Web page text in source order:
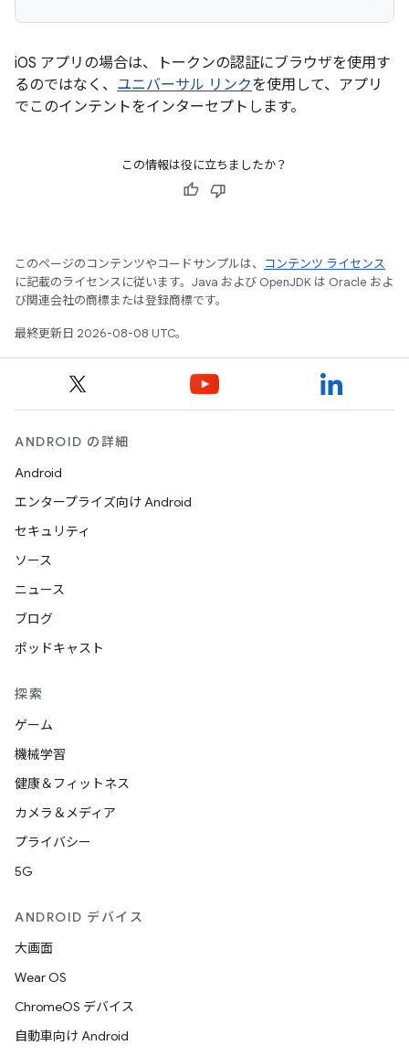
iOS アプリの場合は、トークンの認証にブラウザを使用す
るのではなく、 ユニバーサル リンクを使用して、アプリ
でこのインテントをインターセプトします。
この情報は役に立ちましたか？
このページのコンテンツやコードサンプルは、
コンテンツ ライセンス
に記載のライセンスに従います。Java および OpenJDK は Oracle およ
び関連会社の商標または登録商標です。
最終更新日 2026-08-08 UTC。
ANDROID の詳細
Android
エンタープライズ向け Android
セキュリティ
ソース
ニュース
ブログ
ポッドキャスト
探索
ゲーム
機械学習
健康＆フィットネス
カメラ＆メディア
プライバシー
5G
ANDROID デバイス
大画面
Wear OS
ChromeOS デバイス
自動車向け Android